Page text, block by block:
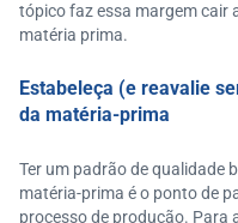
tópico faz essa margem cair
matéria prima.
Estabeleça (e reavalie
da matéria-prima
Ter um padrão de qualidade
matéria-prima é o ponto de
processo de produção. Para